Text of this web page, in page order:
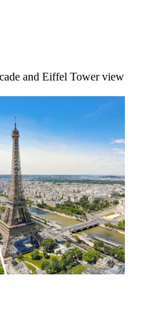
and Eiffel Tower view